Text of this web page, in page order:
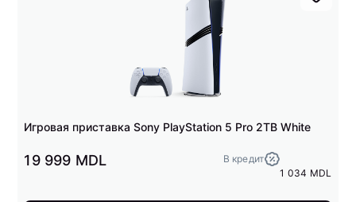
Игровая приставка Sony PlayStation 5 Pro 2TB White
19 999 MDL
В кредит
1 034 MDL